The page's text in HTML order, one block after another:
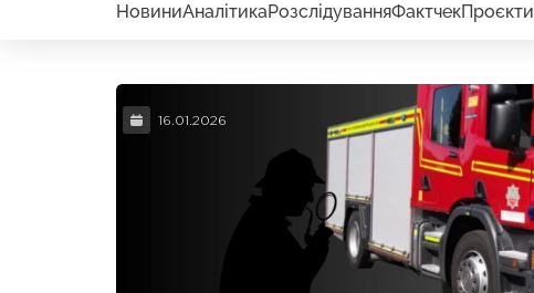
НовиниАналітикаРозслідуванняФактчекПроєкти
16.01.2026